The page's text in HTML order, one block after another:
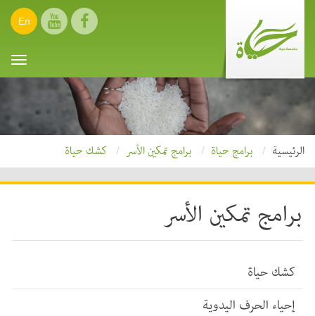
En
الرئيسية برامج حياة برامج تمكين الأسر كشك حياة
برامج تمكين الأسر
كشك حياة
إحياء الحرف اليدوية